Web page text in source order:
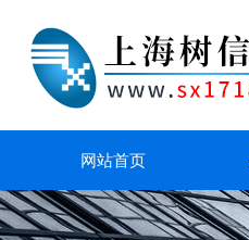
网站首页